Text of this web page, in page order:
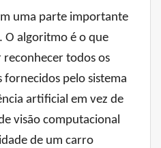
uma parte importante
O algoritmo é o que
todos os
fornecidos pelo sistema
artificial em vez de
visão computacional
de um carro